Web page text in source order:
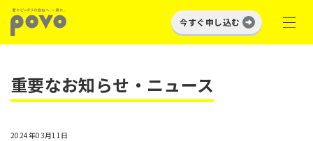
今すぐ申し込む
重要なお知らせ・ニュース
2024年03月11日